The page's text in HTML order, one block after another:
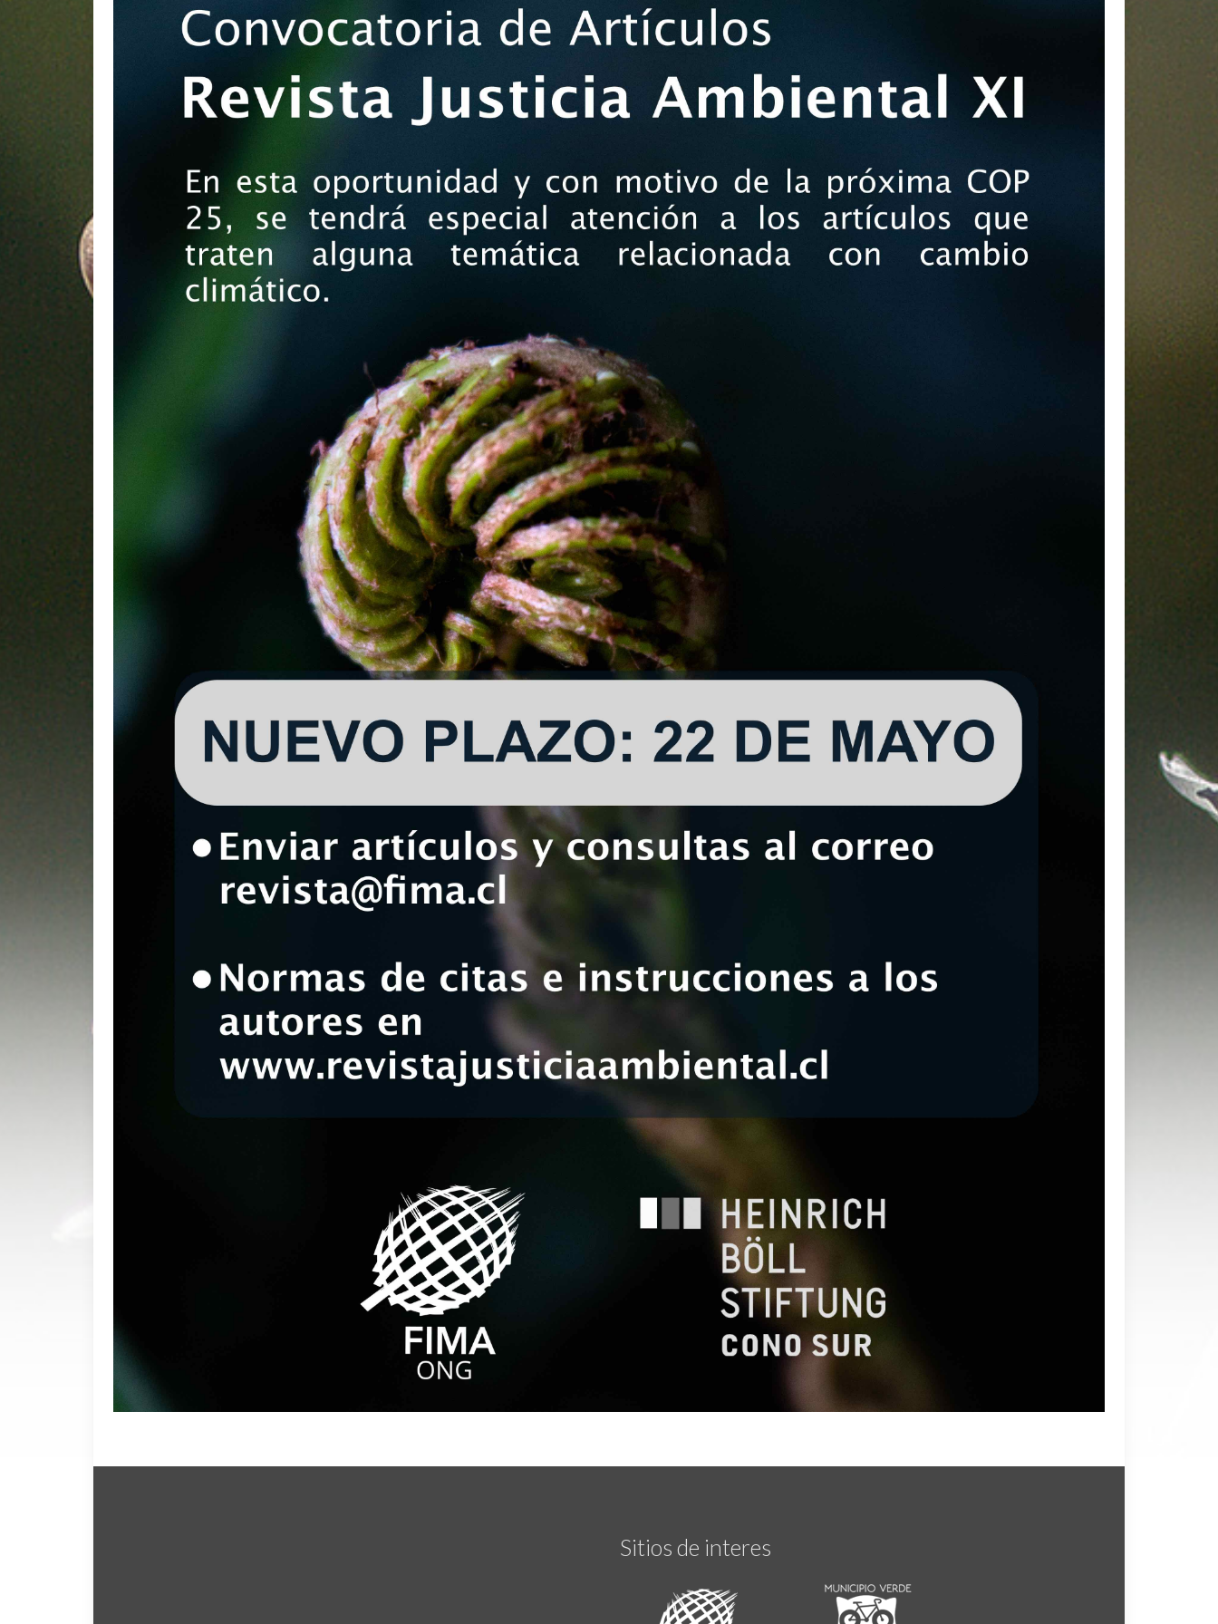
Sitios de interes